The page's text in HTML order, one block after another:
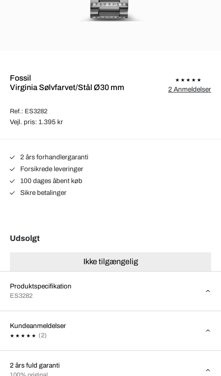
Fossil
Virginia Sølvfarvet/Stål Ø30 mm
Ref.: ES3282
2 Anmeldelser
Vejl. pris: 1.395 kr
2 års forhandlergaranti
Forsikrede leveringer
100 dages åbent køb
Sikre betalinger
Udsolgt
Ikke tilgængelig
Produktspecifikation
ES3282
Kundeanmeldelser
(2)
2 års fuld garanti